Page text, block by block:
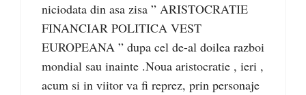
niciodata din asa zisa ” ARISTOCRATIE
FINANCIAR POLITICA VEST
EUROPEANA ” dupa cel de-al doilea razboi
mondial sau inainte .Noua aristocratie , ieri ,
acum si in viitor va fi reprez, prin personaje